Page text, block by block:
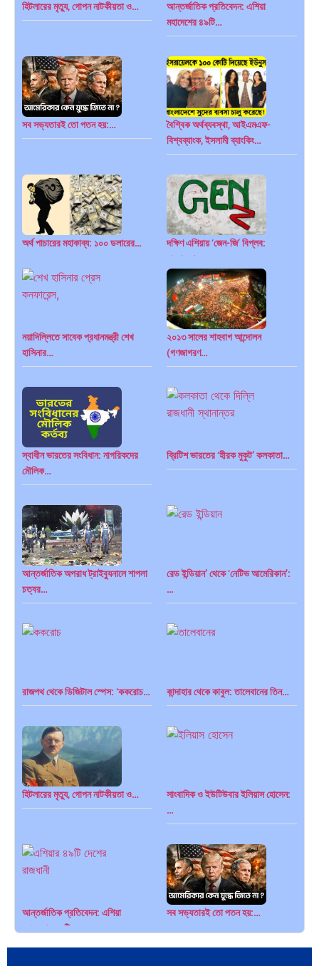
হিটলারের মৃত্যু, গোপন নাটকীয়তা ও…
আন্তর্জাতিক প্রতিবেদন: এশিয়া
মহাদেশের ৪৯টি…
সব সভ্যতারই তো পতন হয়:…
বৈশ্বিক অর্থব্যবস্থা, আইএমএফ-
বিশ্বব্যাংক, ইসলামী ব্যাংকিং…
অর্থ পাচারের মহাকাব্য: ১০০ ডলারের…
দক্ষিণ এশিয়ায় ‘জেন-জি’ বিপ্লব:
বাংলাদেশ,…
ভারত মহাসাগরের অশ্রু: শ্রীলঙ্কার
পূর্ব ইউরোপ বনাম তুরস্ক: শত… পৃথিবীতে বর্তমানে মোট দেশের সংখ্যা…
এশিয়ান সেঞ্চুরির দ্বৈরথ: চীন-ভারতের
পাকিস্তান, চীন ও বাংলাদেশ: তিন…
নয়াদিল্লিতে সাবেক প্রধানমন্ত্রী শেখ
হাসিনার…
২০১৩ সালের শাহবাগ আন্দোলন
(গণজাগরণ…
স্বাধীন ভারতের সংবিধান: নাগরিকদের
মৌলিক…
ব্রিটিশ ভারতের ‘হীরক মুকুট’ কলকাতা…
আন্তর্জাতিক অপরাধ ট্রাইব্যুনালে শাপলা
চত্বর…
রেড ইন্ডিয়ান’ থেকে ‘নেটিভ আমেরিকান’:
…
রাজপথ থেকে ডিজিটাল স্পেস: ‘ককরোচ… কান্দাহার থেকে কাবুল: তালেবানের তিন…
হিটলারের মৃত্যু, গোপন নাটকীয়তা ও…
সাংবাদিক ও ইউটিউবার ইলিয়াস হোসেন:
…
আন্তর্জাতিক প্রতিবেদন: এশিয়া
মহাদেশের ৪৯টি…
সব সভ্যতারই তো পতন হয়:…